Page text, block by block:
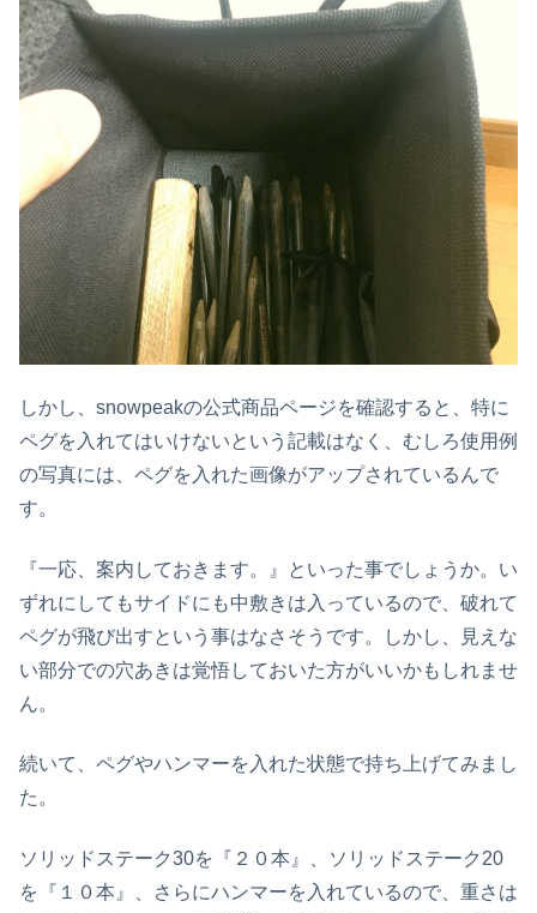
しかし、snowpeakの公式商品ページを確認すると、特に
ペグを入れてはいけないという記載はなく、むしろ使用例
の写真には、ペグを入れた画像がアップされているんで
す。
『一応、案内しておきます。』といった事でしょうか。い
ずれにしてもサイドにも中敷きは入っているので、破れて
ペグが飛び出すという事はなさそうです。しかし、見えな
い部分での穴あきは覚悟しておいた方がいいかもしれませ
ん。
続いて、ペグやハンマーを入れた状態で持ち上げてみまし
た。
ソリッドステーク30を『２０本』、ソリッドステーク20
を『１０本』、さらにハンマーを入れているので、重さは